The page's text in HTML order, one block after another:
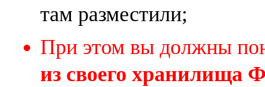
там разместили;
При этом вы должны
из своего